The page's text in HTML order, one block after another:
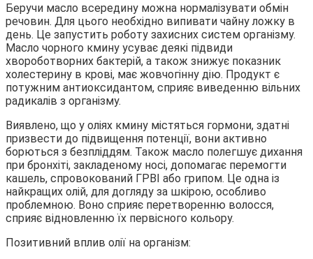
Беручи масло всередину можна нормалізувати обмін
речовин. Для цього необхідно випивати чайну ложку в
день. Це запустить роботу захисних систем організму.
Масло чорного кмину усуває деякі підвиди
хвороботворних бактерій, а також знижує показник
холестерину в крові, має жовчогінну дію. Продукт є
потужним антиоксидантом, сприяє виведенню вільних
радикалів з організму.
Виявлено, що у оліях кмину містяться гормони, здатні
призвести до підвищення потенції, вони активно
борються з безпліддям. Також масло полегшує дихання
при бронхіті, закладеному носі, допомагає перемогти
кашель, спровокований ГРВІ або грипом. Це одна із
найкращих олій, для догляду за шкірою, особливо
проблемною. Воно сприяє перетворенню волосся,
сприяє відновленню їх первісного кольору.
Позитивний вплив олії на організм: